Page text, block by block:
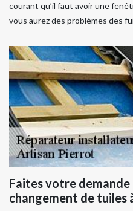
courant qu’il faut avoir une
vous aurez des problèmes des
Faites votre demande
changement de tuiles